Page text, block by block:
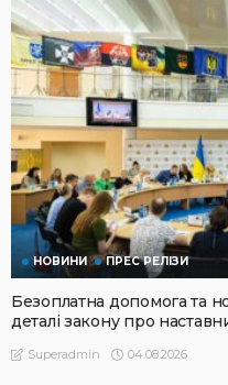
НОВИНИ ПРЕС РЕЛІЗИ
Безоплатна допомога та
деталі закону про
Superadmin 04.08.2026